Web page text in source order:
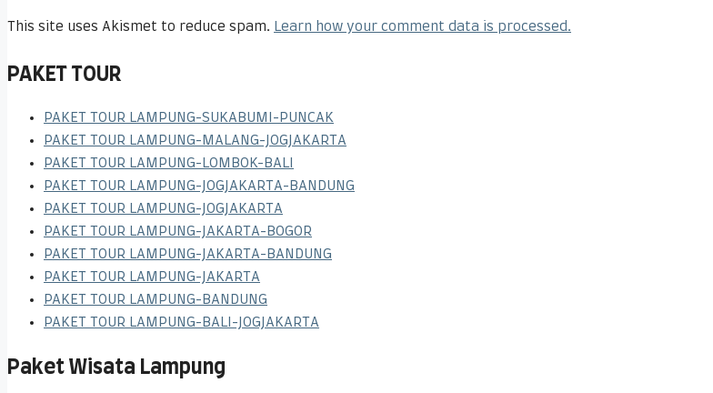
This site uses Akismet to reduce spam. Learn how your comment data is processed.
PAKET TOUR
PAKET TOUR LAMPUNG-SUKABUMI-PUNCAK
PAKET TOUR LAMPUNG-MALANG-JOGJAKARTA
PAKET TOUR LAMPUNG-LOMBOK-BALI
PAKET TOUR LAMPUNG-JOGJAKARTA-BANDUNG
PAKET TOUR LAMPUNG-JOGJAKARTA
PAKET TOUR LAMPUNG-JAKARTA-BOGOR
PAKET TOUR LAMPUNG-JAKARTA-BANDUNG
PAKET TOUR LAMPUNG-JAKARTA
PAKET TOUR LAMPUNG-BANDUNG
PAKET TOUR LAMPUNG-BALI-JOGJAKARTA
Paket Wisata Lampung